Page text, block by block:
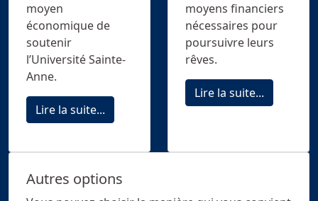
moyen
économique de
soutenir
l’Université Sainte-
Anne.
Lire la suite...
moyens financiers
nécessaires pour
poursuivre leurs
rêves.
Lire la suite...
Autres options